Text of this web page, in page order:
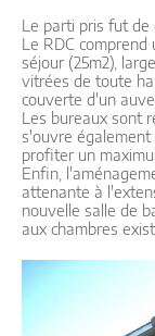
Le parti pris fut de
Le RDC
séjour (25m2),
vitrées de toute
couverte d'un
Les bureaux sont
s'ouvre
profiter un
Enfin,
attenante à
nouvelle salle de
aux chambres